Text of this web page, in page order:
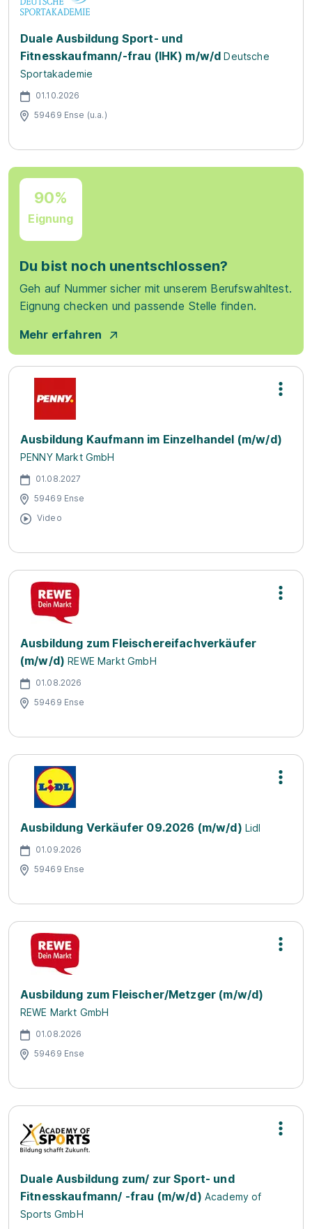
Duale Ausbildung Sport- und
Fitnesskaufmann/-frau (IHK) m/w/d Deutsche
Sportakademie
01.10.2026
59469 Ense (u.a.)
90%
Eignung
Du bist noch unentschlossen?
Geh auf Nummer sicher mit unserem Berufswahltest.
Eignung checken und passende Stelle finden.
Mehr erfahren
Ausbildung Kaufmann im Einzelhandel (m/w/d)
PENNY Markt GmbH
01.08.2027
59469 Ense
Video
Ausbildung zum Fleischereifachverkäufer
(m/w/d) REWE Markt GmbH
01.08.2026
59469 Ense
Ausbildung Verkäufer 09.2026 (m/w/d) Lidl
01.09.2026
59469 Ense
Ausbildung zum Fleischer/Metzger (m/w/d)
REWE Markt GmbH
01.08.2026
59469 Ense
Duale Ausbildung zum/ zur Sport- und
Fitnesskaufmann/ -frau (m/w/d) Academy of
Sports GmbH